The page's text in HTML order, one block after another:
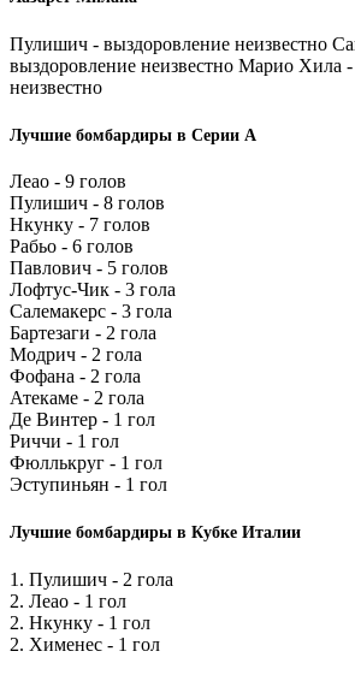
Пулишич - выздоровление неизвестно
выздоровление неизвестно Марио Хила
неизвестно
Лучшие бомбардиры в Серии А
Леао - 9 голов
Пулишич - 8 голов
Нкунку - 7 голов
Рабьо - 6 голов
Павлович - 5 голов
Лофтус-Чик - 3 гола
Салемакерс - 3 гола
Бартезаги - 2 гола
Модрич - 2 гола
Фофана - 2 гола
Атекаме - 2 гола
Де Винтер - 1 гол
Риччи - 1 гол
Фюллькруг - 1 гол
Эступиньян - 1 гол
Лучшие бомбардиры в Кубке Италии
1. Пулишич - 2 гола
2. Леао - 1 гол
2. Нкунку - 1 гол
2. Хименес - 1 гол